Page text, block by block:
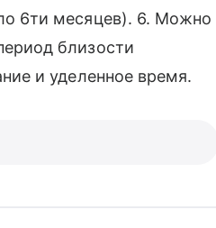
6ти месяцев). 6. Можно
близости
и уделенное время.